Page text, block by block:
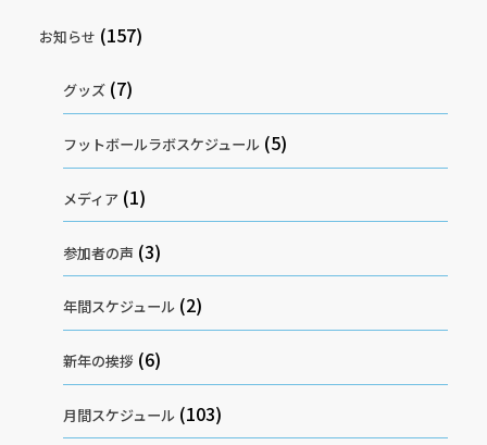
お知らせ (157)
グッズ (7)
フットボールラボスケジュール (5)
メディア (1)
参加者の声 (3)
年間スケジュール (2)
新年の挨拶 (6)
月間スケジュール (103)